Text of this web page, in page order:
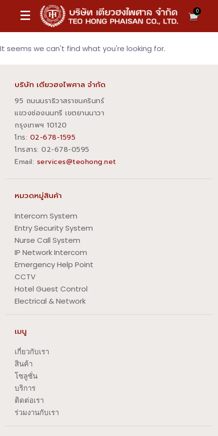
0
It seems we can't find what you're looking for.
บริษัท เตียวฮงไพศาล จำกัด
95 ถนนนราธิวาสราชนครินทร์
แขวงช่องนนทรี เขตยานนาวา
กรุงเทพฯ 10120
โทร: 02-678-1595
โทรสาร:​ 02-678-0595
Email: services@teohong.net
หมวดหมู่สินค้า
Intercom System
Entry Security System
Nurse Call System
IP Network Intercom
Emergency Help Point
CCTV
Hotel Guest Control
Electrical & Network
เมนู
เกี่ยวกับเรา
สินค้า
โซลูชั่น
บริการ
ติดต่อเรา
ร่วมงานกับเรา